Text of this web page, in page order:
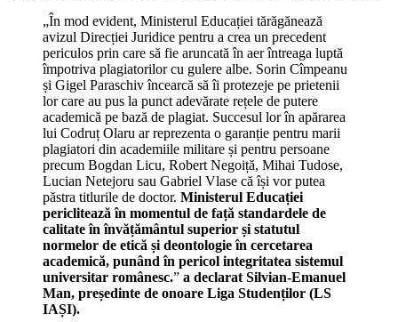
„În mod evident, Ministerul Educației tărăgănează
avizul Direcției Juridice pentru a crea un precedent
periculos prin care să fie aruncată în aer întreaga luptă
împotriva plagiatorilor cu gulere albe. Sorin Cîmpeanu
și Gigel Paraschiv încearcă să îi protezeje pe prietenii
lor care au pus la punct adevărate rețele de putere
academică pe bază de plagiat. Succesul lor în apărarea
lui Codruț Olaru ar reprezenta o garanție pentru marii
plagiatori din academiile militare și pentru persoane
precum Bogdan Licu, Robert Negoiță, Mihai Tudose,
Lucian Netejoru sau Gabriel Vlase că își vor putea
păstra titlurile de doctor. Ministerul Educației
periclitează în momentul de față standardele de
calitate în învățământul superior și statutul
normelor de etică și deontologie în cercetarea
academică, punând în pericol integritatea sistemul
universitar românesc.” a declarat Silvian-Emanuel
Man, președinte de onoare Liga Studenților (LS
IAȘI).